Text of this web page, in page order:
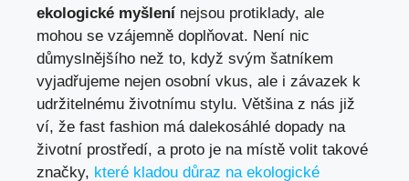
ekologické myšlení nejsou protiklady, ale
mohou se vzájemně doplňovat. Není nic
důmyslnějšího než to, když svým šatníkem
vyjadřujeme nejen osobní vkus, ale i závazek k
udržitelnému životnímu stylu. Většina z nás již
ví, že fast fashion má dalekosáhlé dopady na
životní prostředí, a proto je na místě volit takové
značky, které kladou důraz na ekologické